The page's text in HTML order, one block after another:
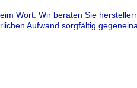
Wort: Wir beraten Sie
Aufwand sorgfältig